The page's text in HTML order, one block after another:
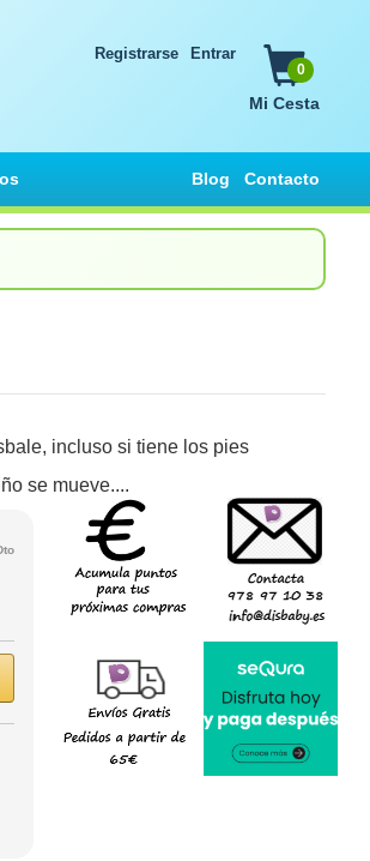
0
Mi Cesta
Registrarse Entrar
Contacto
Blog
incluso si tiene los pies
se mueve....